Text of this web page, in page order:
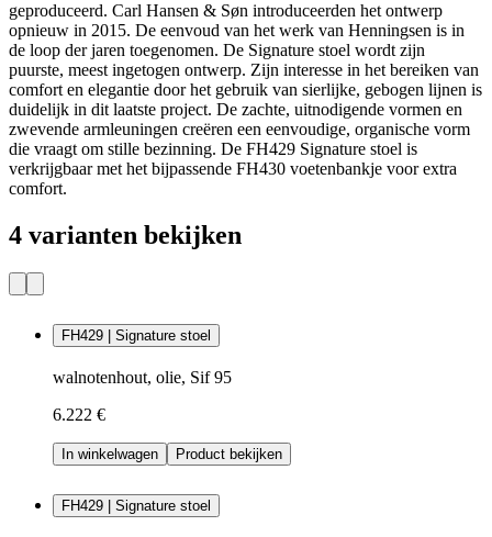
geproduceerd. Carl Hansen & Søn introduceerden het ontwerp
opnieuw in 2015. De eenvoud van het werk van Henningsen is in
de loop der jaren toegenomen. De Signature stoel wordt zijn
puurste, meest ingetogen ontwerp. Zijn interesse in het bereiken van
comfort en elegantie door het gebruik van sierlijke, gebogen lijnen is
duidelijk in dit laatste project. De zachte, uitnodigende vormen en
zwevende armleuningen creëren een eenvoudige, organische vorm
die vraagt om stille bezinning. De FH429 Signature stoel is
verkrijgbaar met het bijpassende FH430 voetenbankje voor extra
comfort.
4 varianten bekijken
FH429 | Signature stoel
walnotenhout, olie, Sif 95
6.222 €
In winkelwagen Product bekijken
FH429 | Signature stoel